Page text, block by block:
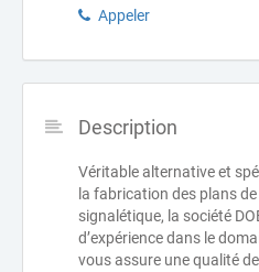
Appeler
Description
Véritable alternative et
la fabrication des plans
signalétique, la société
d’expérience dans le
vous assure une qualité